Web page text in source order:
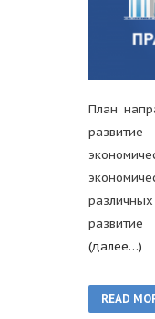
План
развитие
(далее…)
READ